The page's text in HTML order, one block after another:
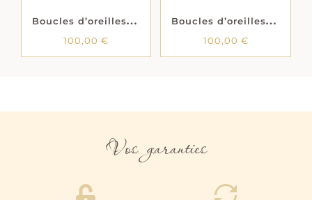
B
oucles d’oreilles « Spiralis » – Plaqué or
100,00€
B
oucles d’oreilles créoles « Crésilée » – Diamètre 55 mm – Plaqué or
100,00 €
Vos garanties